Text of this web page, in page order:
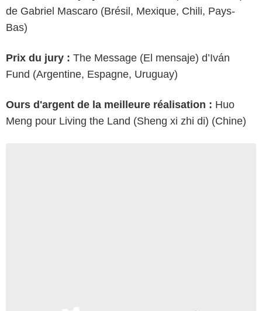
de Gabriel Mascaro (Brésil, Mexique, Chili, Pays-
Bas)
Prix du jury : The Message (El mensaje) d’Iván
Fund (Argentine, Espagne, Uruguay)
Ours d'argent de la meilleure réalisation : Huo
Meng pour Living the Land (Sheng xi zhi di) (Chine)